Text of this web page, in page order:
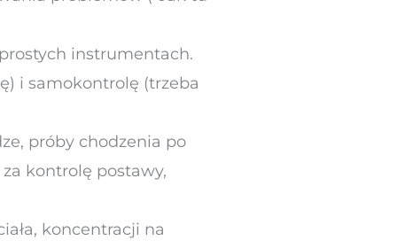
instrumentach.
i samokontrolę (trzeba
próby chodzenia po
kontrolę postawy,
koncentracji na